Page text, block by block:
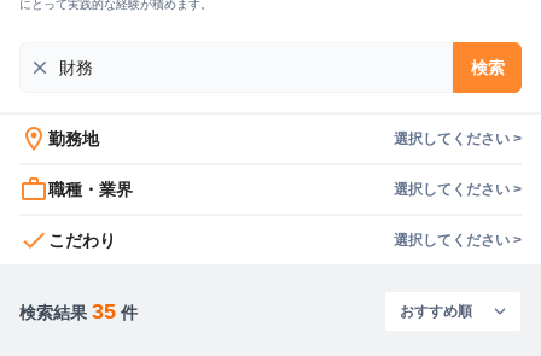
にとって実践的な経験が積めます。
close 検索
location_on 勤務地 選択してください >
work_outline職種・業界 選択してください >
check こだわり 選択してください >
検索結果 35 件